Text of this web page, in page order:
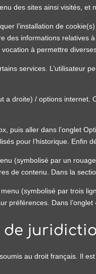
des sites ainsi visités, et
l’installation de
des informations relatives
à permettre
services. L’utilisateur
droite) / options internet.
aller dans l’onglet
pour l’historique. Enfin
(symbolisé par un
de contenu. Dans la
(symbolisé par trois
Dans
au droit français. Il